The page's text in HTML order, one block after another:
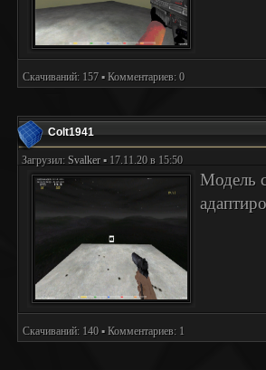
Скачиваний: 157 ▪ Комментариев: 0
Colt1941
Загрузил: Svalker ▪ 17.11.20 в 15:50
Модель
Скачиваний: 140 ▪ Комментариев: 1